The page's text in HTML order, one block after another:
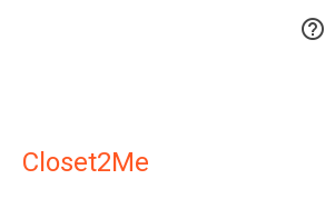

Closet2Me